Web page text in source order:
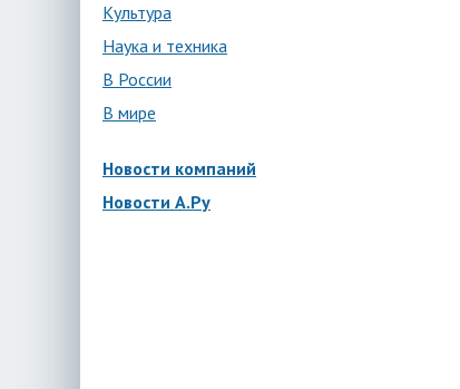
Культура
Наука и техника
В России
В мире
Новости компаний
Новости А.Ру